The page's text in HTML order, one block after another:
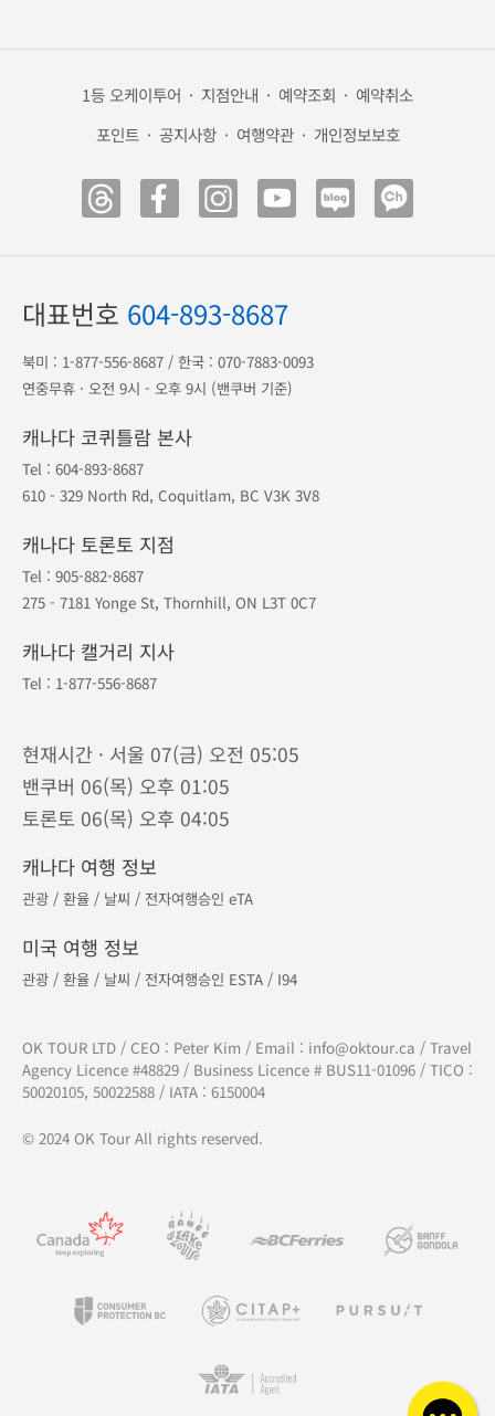
1등 오케이투어 · 지점안내 · 예약조회 · 예약취소
포인트 · 공지사항 · 여행약관 · 개인정보보호
대표번호 604-893-8687
북미 : 1-877-556-8687 / 한국 : 070-7883-0093
연중무휴 · 오전 9시 - 오후 9시 (밴쿠버 기준)
캐나다 코퀴틀람 본사
Tel : 604-893-8687
610 - 329 North Rd, Coquitlam, BC V3K 3V8
캐나다 토론토 지점
Tel : 905-882-8687
275 - 7181 Yonge St, Thornhill, ON L3T 0C7
캐나다 캘거리 지사
Tel : 1-877-556-8687
현재시간 · 서울 07(금) 오전 05:05
밴쿠버 06(목) 오후 01:05
토론토 06(목) 오후 04:05
캐나다 여행 정보
관광 / 환율 / 날씨 / 전자여행승인 eTA
미국 여행 정보
관광 / 환율 / 날씨 / 전자여행승인 ESTA / I94
OK TOUR LTD / CEO : Peter Kim / Email : info@oktour.ca / Travel
Agency Licence #48829 / Business Licence # BUS11-01096 / TICO :
50020105, 50022588 / IATA : 6150004
© 2024 OK Tour All rights reserved.